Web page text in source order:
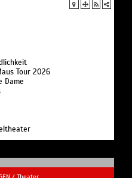
Adèle Thébault
Agentur
Ritter
Angers.
des Dance On
des Bundes.
der Bundesregierung
von Horizont
der Europäischen
Tour 2026
Dame